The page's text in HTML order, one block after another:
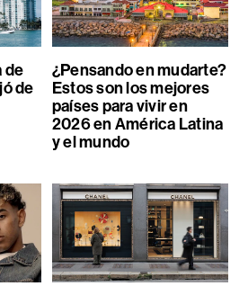
de
de
¿Pensando en mudarte?
Estos son los mejores
países para vivir en
2026 en América Latina
y el mundo